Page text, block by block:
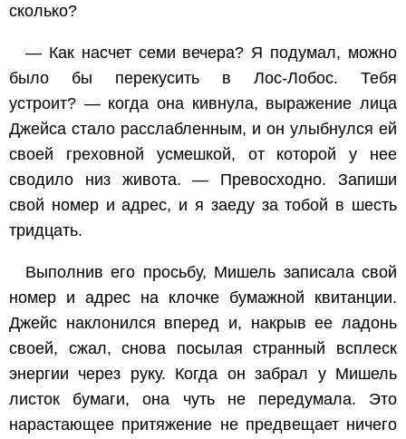
сколько?
— Как насчет семи вечера? Я подумал, можно
было бы перекусить в Лос-Лобос. Тебя
устроит? — когда она кивнула, выражение лица
Джейса стало расслабленным, и он улыбнулся ей
своей греховной усмешкой, от которой у нее
сводило низ живота. — Превосходно. Запиши
свой номер и адрес, и я заеду за тобой в шесть
тридцать.
Выполнив его просьбу, Мишель записала свой
номер и адрес на клочке бумажной квитанции.
Джейс наклонился вперед и, накрыв ее ладонь
своей, сжал, снова посылая странный всплеск
энергии через руку. Когда он забрал у Мишель
листок бумаги, она чуть не передумала. Это
нарастающее притяжение не предвещает ничего